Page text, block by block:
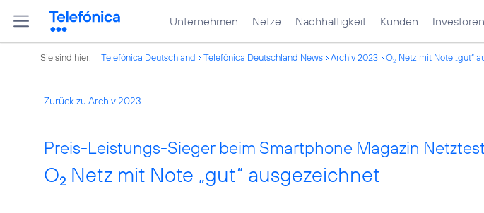
Unternehmen Netze Nachhaltigkeit Kunden Investoren
Sie sind hier: Telefónica Deutschland Telefónica Deutschland News Archiv 2023 O2 Netz mit Note „gut“
Zurück zu Archiv 2023
Preis-Leistungs-Sieger beim Smartphone Magazin
O2 Netz mit Note „gut“ ausgezeichnet